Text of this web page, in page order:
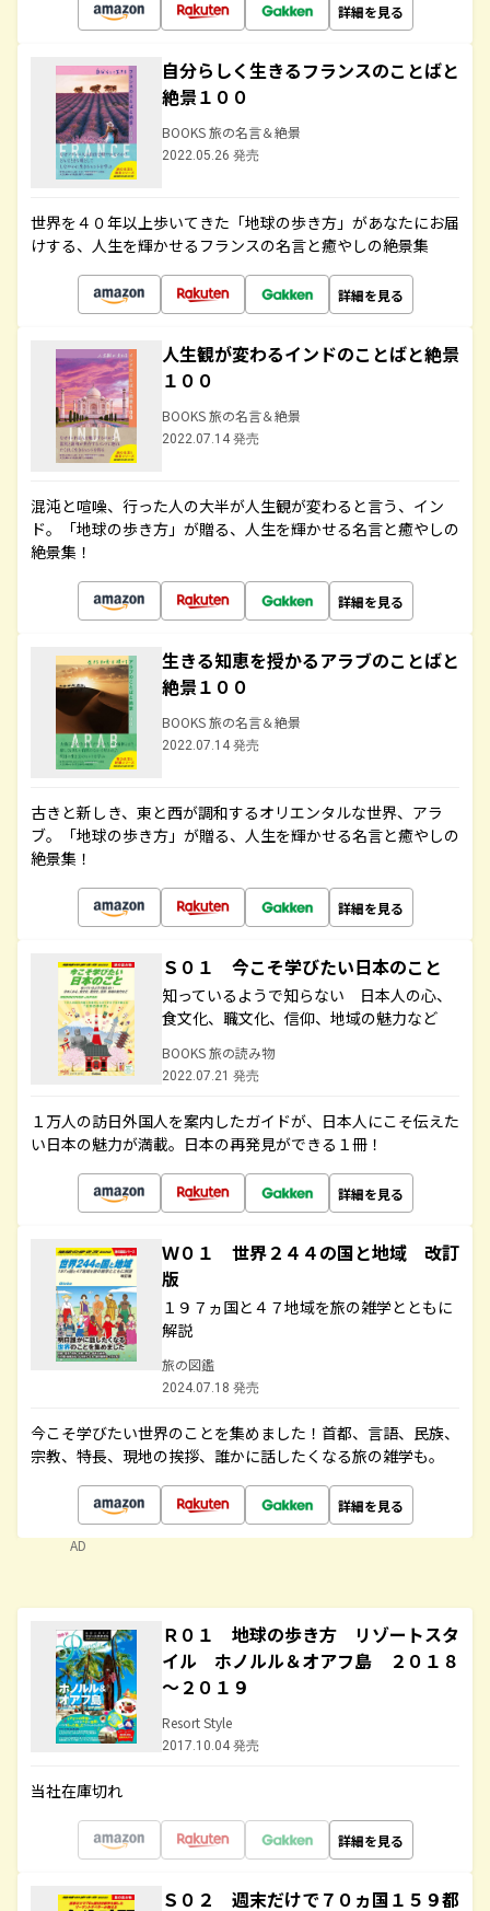
詳細を見る
自分らしく生きるフランスのことばと
絶景１００
BOOKS 旅の名言＆絶景
2022.05.26 発売
世界を４０年以上歩いてきた「地球の歩き方」があなたにお届
けする、人生を輝かせるフランスの名言と癒やしの絶景集
詳細を見る
人生観が変わるインドのことばと絶景
１００
BOOKS 旅の名言＆絶景
2022.07.14 発売
混沌と喧噪、行った人の大半が人生観が変わると言う、イン
ド。「地球の歩き方」が贈る、人生を輝かせる名言と癒やしの
絶景集！
詳細を見る
生きる知恵を授かるアラブのことばと
絶景１００
BOOKS 旅の名言＆絶景
2022.07.14 発売
古きと新しき、東と西が調和するオリエンタルな世界、アラ
ブ。「地球の歩き方」が贈る、人生を輝かせる名言と癒やしの
絶景集！
詳細を見る
Ｓ０１ 今こそ学びたい日本のこと
知っているようで知らない 日本人の心、
食文化、職文化、信仰、地域の魅力など
BOOKS 旅の読み物
2022.07.21 発売
１万人の訪日外国人を案内したガイドが、日本人にこそ伝えた
い日本の魅力が満載。日本の再発見ができる１冊！
詳細を見る
Ｗ０１ 世界２４４の国と地域 改訂
版
１９７ヵ国と４７地域を旅の雑学とともに
解説
旅の図鑑
2024.07.18 発売
今こそ学びたい世界のことを集めました！首都、言語、民族、
宗教、特長、現地の挨拶、誰かに話したくなる旅の雑学も。
詳細を見る
AD
Ｒ０１ 地球の歩き方 リゾートスタ
イル ホノルル＆オアフ島 ２０１８
～２０１９
Resort Style
2017.10.04 発売
当社在庫切れ
詳細を見る
Ｓ０２ 週末だけで７０ヵ国１５９都